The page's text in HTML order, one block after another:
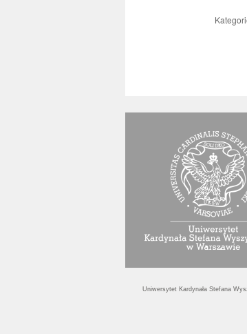
Uniwersytet Kardynała Stefana